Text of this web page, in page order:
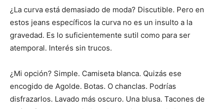
¿La curva está demasiado de moda? Discutible. Pero en
estos jeans específicos la curva no es un insulto a la
gravedad. Es lo suficientemente sutil como para ser
atemporal. Interés sin trucos.
¿Mi opción? Simple. Camiseta blanca. Quizás ese
encogido de Agolde. Botas. O chanclas. Podrías
disfrazarlos. Lavado más oscuro. Una blusa. Tacones de